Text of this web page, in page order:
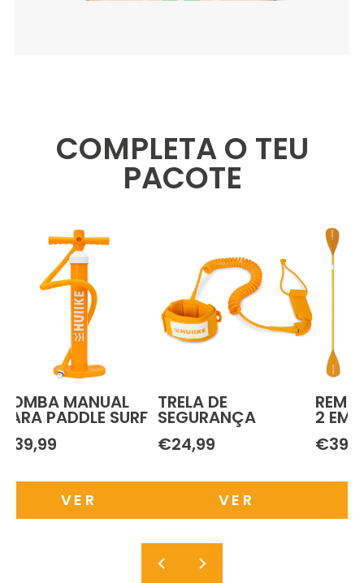
COMPLETA O TEU
PACOTE
BOMBA MANUAL
PARA PADDLE SURF
€39,99
VER
TRELA DE
SEGURANÇA
€24,99
VER
2 EM 1